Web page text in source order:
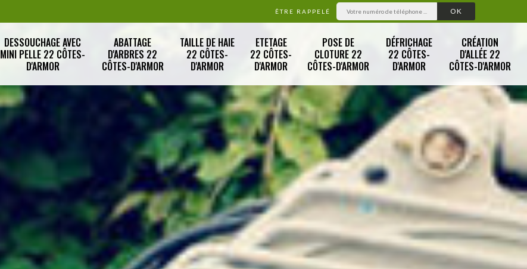
ÊTRE RAPPELÉ
DESSOUCHAGE AVEC
MINI PELLE 22 CÔTES-
D'ARMOR
ABATTAGE
D'ARBRES 22
CÔTES-D'ARMOR
TAILLE DE HAIE
22 CÔTES-
D'ARMOR
ETETAGE
22 CÔTES-
D'ARMOR
POSE DE
CLOTURE 22
CÔTES-D'ARMOR
DÉFRICHAGE
22 CÔTES-
D'ARMOR
CRÉATION
D'ALLÉE 22
CÔTES-D'ARMOR